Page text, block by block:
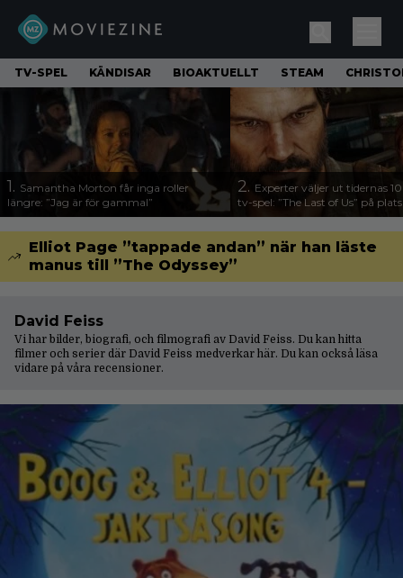
TV-SPEL KÄNDISAR BIOAKTUELLT STEAM
1. Samantha Morton får inga roller
längre: ”Jag är för gammal”
2. Experter väljer ut tidernas
tv-spel: ”The Last of Us” på
Elliot Page ”tappade andan” när han läste
manus till ”The Odyssey”
David Feiss
Vi har bilder, biografi, och filmografi av David Feiss. Du kan hitta
filmer och serier där David Feiss medverkar här. Du kan också läsa
vidare på våra recensioner.